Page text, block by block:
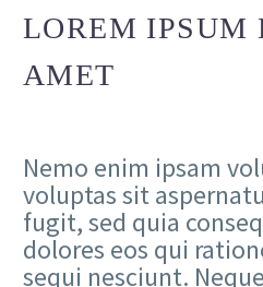
LOREM IPSUM
AMET
Nemo enim ipsam
voluptas sit
fugit, sed quia
dolores eos qui
sequi nesciunt.